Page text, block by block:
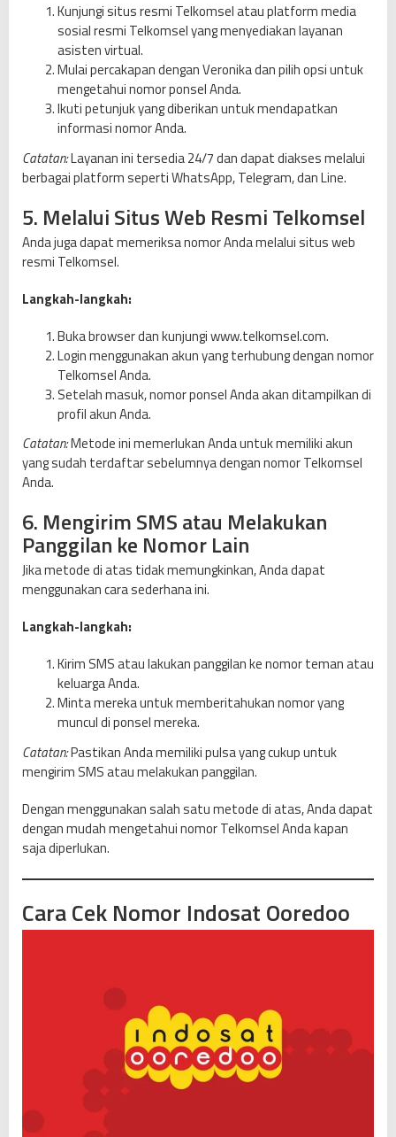
Kunjungi situs resmi Telkomsel atau platform media
sosial resmi Telkomsel yang menyediakan layanan
asisten virtual.
Mulai percakapan dengan Veronika dan pilih opsi untuk
mengetahui nomor ponsel Anda.
Ikuti petunjuk yang diberikan untuk mendapatkan
informasi nomor Anda.
Catatan:Layanan ini tersedia 24/7 dan dapat diakses melalui
berbagai platform seperti WhatsApp, Telegram, dan Line.
5. Melalui Situs Web Resmi Telkomsel
Anda juga dapat memeriksa nomor Anda melalui situs web
resmi Telkomsel.
Langkah-langkah:
Buka browser dan kunjungi www.telkomsel.com.
Login menggunakan akun yang terhubung dengan nomor
Telkomsel Anda.
Setelah masuk, nomor ponsel Anda akan ditampilkan di
profil akun Anda.
Catatan:Metode ini memerlukan Anda untuk memiliki akun
yang sudah terdaftar sebelumnya dengan nomor Telkomsel
Anda.
6. Mengirim SMS atau Melakukan
Panggilan ke Nomor Lain
Jika metode di atas tidak memungkinkan, Anda dapat
menggunakan cara sederhana ini.
Langkah-langkah:
Kirim SMS atau lakukan panggilan ke nomor teman atau
keluarga Anda.
Minta mereka untuk memberitahukan nomor yang
muncul di ponsel mereka.
Catatan:Pastikan Anda memiliki pulsa yang cukup untuk
mengirim SMS atau melakukan panggilan.
Dengan menggunakan salah satu metode di atas, Anda dapat
dengan mudah mengetahui nomor Telkomsel Anda kapan
saja diperlukan.
Cara Cek Nomor Indosat Ooredoo